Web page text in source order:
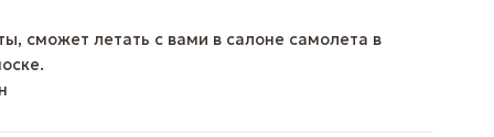
сможет летать с вами в салоне самолета в